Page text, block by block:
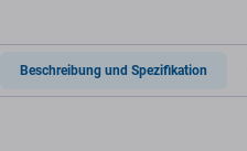
Beschreibung und Spezifikation